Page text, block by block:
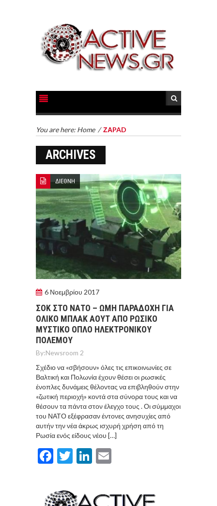
You are here: Home /ΖΑPAD
ARCHIVES
ΔΙΕΘΝΗ
6 Νοεμβρίου 2017
ΣΟΚ ΣΤΟ ΝΑΤΟ – ΩΜΗ ΠΑΡΑΔΟΧΗ ΓΙΑ
ΟΛΙΚΟ ΜΠΛΑΚ ΑΟΥΤ ΑΠΟ ΡΩΣΙΚΟ
ΜΥΣΤΙΚΟ ΟΠΛΟ ΗΛΕΚΤΡΟΝΙΚΟΥ
ΠΟΛΕΜΟΥ
By:Newsroom 2
Σχέδιο να «σβήσουν» όλες τις επικοινωνίες σε
Βαλτική και Πολωνία έχουν θέσει οι ρωσικές
ένοπλες δυνάμεις θέλοντας να επιβληθούν στην
«ζωτική περιοχή» κοντά στα σύνορα τους και να
θέσουν τα πάντα στον έλεγχο τους . Οι σύμμαχοι
του ΝΑΤΟ εξέφρασαν έντονες ανησυχίες από
αυτήν την νέα άκρως ισχυρή χρήση από τη
Ρωσία ενός είδους νέου […]
Facebook
TwitterLinkedIn